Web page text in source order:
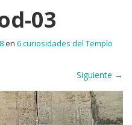
03
en 6 curiosidades del Templo
Siguiente →